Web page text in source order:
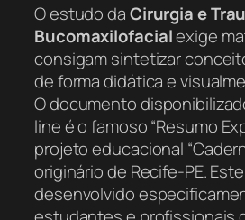
O estudo daCirurgia e
Bucomaxilofacialexige
consigam sintetizar
de forma didática e
O documento
line é o famoso “Resumo
projeto educacional
originário de Recife-PE.
desenvolvido